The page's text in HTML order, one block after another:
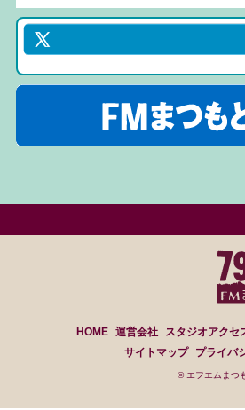
HOME 運営会社 スタジオアクセ
サイトマップ
プライバ
© エフエムまつ